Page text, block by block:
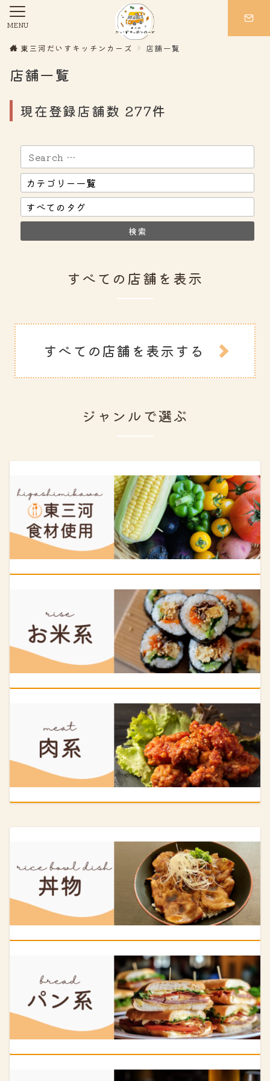
MENU
東三河だいすキッチンカーズ 店舗一覧
店舗一覧
現在登録店舗数 277件
すべての店舗を表示
すべての店舗を表示する
ジャンルで選ぶ